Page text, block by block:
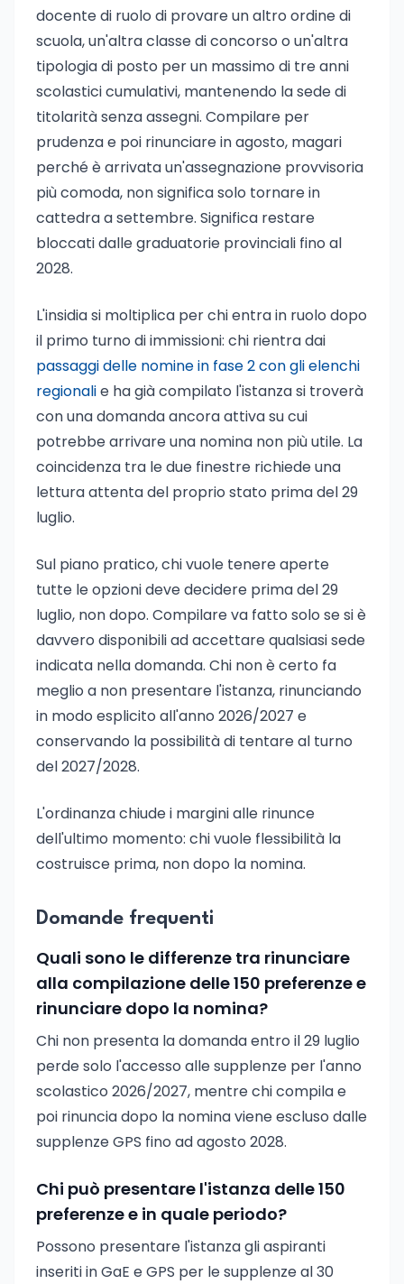
docente di ruolo di provare un altro ordine di
scuola, un'altra classe di concorso o un'altra
tipologia di posto per un massimo di tre anni
scolastici cumulativi, mantenendo la sede di
titolarità senza assegni. Compilare per
prudenza e poi rinunciare in agosto, magari
perché è arrivata un'assegnazione provvisoria
più comoda, non significa solo tornare in
cattedra a settembre. Significa restare
bloccati dalle graduatorie provinciali fino al
2028.
L'insidia si moltiplica per chi entra in ruolo dopo
il primo turno di immissioni: chi rientra dai
passaggi delle nomine in fase 2 con gli elenchi
regionalie ha già compilato l'istanza si troverà
con una domanda ancora attiva su cui
potrebbe arrivare una nomina non più utile. La
coincidenza tra le due finestre richiede una
lettura attenta del proprio stato prima del 29
luglio.
Sul piano pratico, chi vuole tenere aperte
tutte le opzioni deve decidere prima del 29
luglio, non dopo. Compilare va fatto solo se si è
davvero disponibili ad accettare qualsiasi sede
indicata nella domanda. Chi non è certo fa
meglio a non presentare l'istanza, rinunciando
in modo esplicito all'anno 2026/2027 e
conservando la possibilità di tentare al turno
del 2027/2028.
L'ordinanza chiude i margini alle rinunce
dell'ultimo momento: chi vuole flessibilità la
costruisce prima, non dopo la nomina.
Domande frequenti
Quali sono le differenze tra rinunciare
alla compilazione delle 150 preferenze e
rinunciare dopo la nomina?
Chi non presenta la domanda entro il 29 luglio
perde solo l'accesso alle supplenze per l'anno
scolastico 2026/2027, mentre chi compila e
poi rinuncia dopo la nomina viene escluso dalle
supplenze GPS fino ad agosto 2028.
Chi può presentare l'istanza delle 150
preferenze e in quale periodo?
Possono presentare l'istanza gli aspiranti
inseriti in GaE e GPS per le supplenze al 30